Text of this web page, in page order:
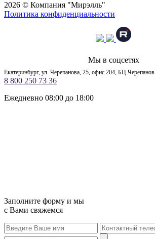
2026 © Компания "Мирэлль"
Политика конфиденциальности
Мы в соцсетях
Екатеринбург, ул. Черепанова, 25, офис 204, БЦ Черепанов
8 800 250 73 36
Ежедневно 08:00 до 18:00
Заполните форму и мы
с Вами свяжемся